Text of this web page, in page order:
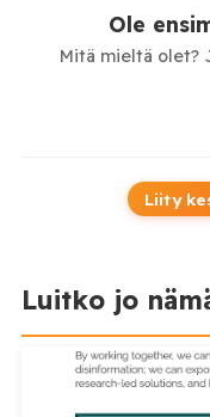
Ole
Mitä mieltä olet?
Liity
Luitko jo